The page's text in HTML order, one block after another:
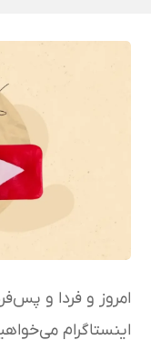
امروز و فردا و
اینستاگرام